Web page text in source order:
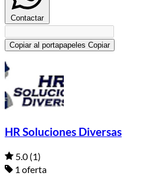
Contactar
Copiar al portapapeles Copiar
HR Soluciones Diversas
5.0 (1)
1 oferta